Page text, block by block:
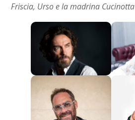
Friscia, Urso e la madrina Cucinotta